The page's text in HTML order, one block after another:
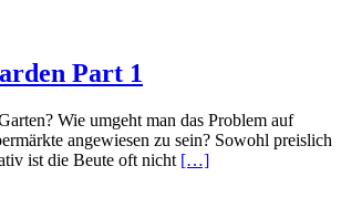
Part 1
Wie umgeht man das Problem auf
angewiesen zu sein? Sowohl preislich
ist die Beute oft nicht […]